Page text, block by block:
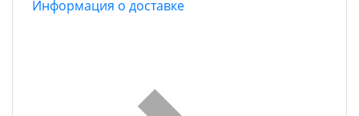
Информация о доставке